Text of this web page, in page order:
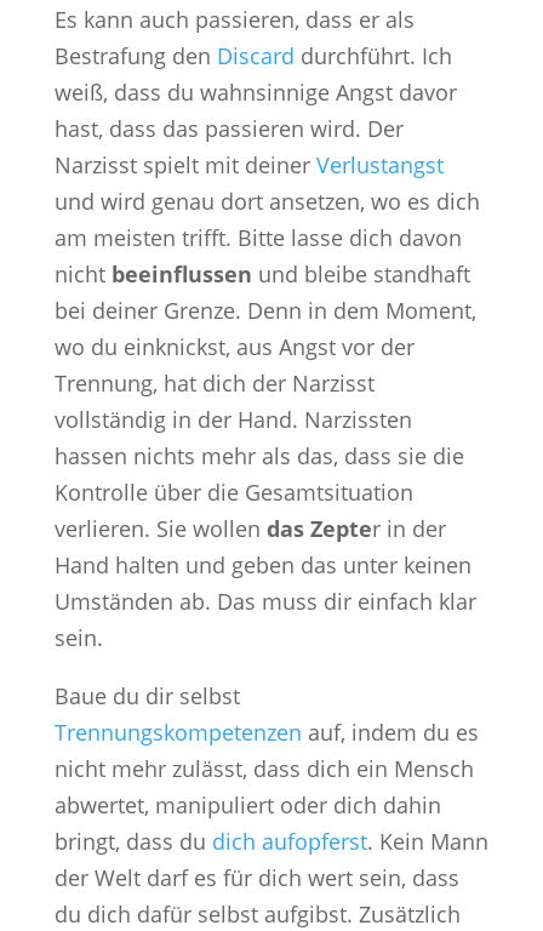
Es kann auch passieren, dass er als
Bestrafung den Discard durchführt. Ich
weiß, dass du wahnsinnige Angst davor
hast, dass das passieren wird. Der
Narzisst spielt mit deiner Verlustangst
und wird genau dort ansetzen, wo es dich
am meisten trifft. Bitte lasse dich davon
nicht beeinflussen und bleibe standhaft
bei deiner Grenze. Denn in dem Moment,
wo du einknickst, aus Angst vor der
Trennung, hat dich der Narzisst
vollständig in der Hand. Narzissten
hassen nichts mehr als das, dass sie die
Kontrolle über die Gesamtsituation
verlieren. Sie wollen das Zepter in der
Hand halten und geben das unter keinen
Umständen ab. Das muss dir einfach klar
sein.
Baue du dir selbst
Trennungskompetenzen auf, indem du es
nicht mehr zulässt, dass dich ein Mensch
abwertet, manipuliert oder dich dahin
bringt, dass du dich aufopferst. Kein Mann
der Welt darf es für dich wert sein, dass
du dich dafür selbst aufgibst. Zusätzlich